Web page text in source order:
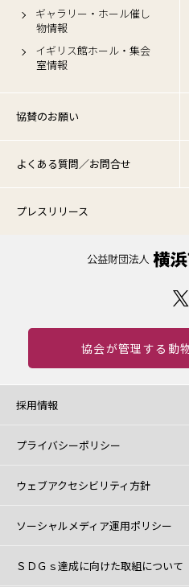
ギャラリー・ホール催し
物情報
イギリス館ホール・集会
室情報
協賛のお願い
よくある質問／お問合せ
プレスリリース
協会が管理する動
採用情報
プライバシーポリシー
ウェブアクセシビリティ方針
ソーシャルメディア運用ポリシー
ＳＤＧｓ達成に向けた取組について